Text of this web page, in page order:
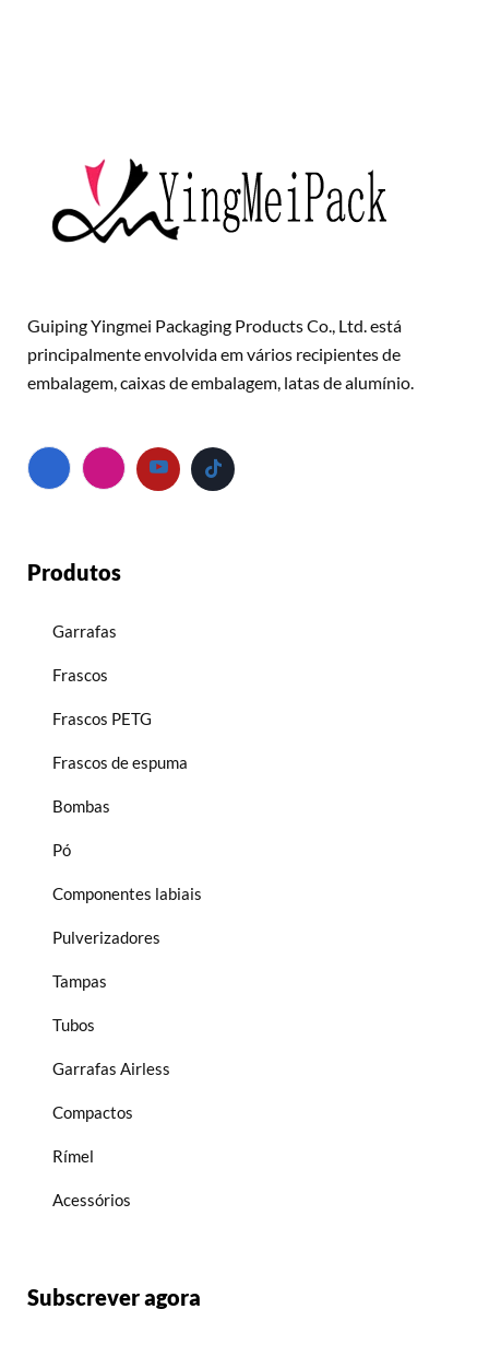
Guiping Yingmei Packaging Products Co., Ltd. está
principalmente envolvida em vários recipientes de
embalagem, caixas de embalagem, latas de alumínio.
Produtos
Garrafas
Frascos
Frascos PETG
Frascos de espuma
Bombas
Pó
Componentes labiais
Pulverizadores
Tampas
Tubos
Garrafas Airless
Compactos
Rímel
Acessórios
Subscrever agora